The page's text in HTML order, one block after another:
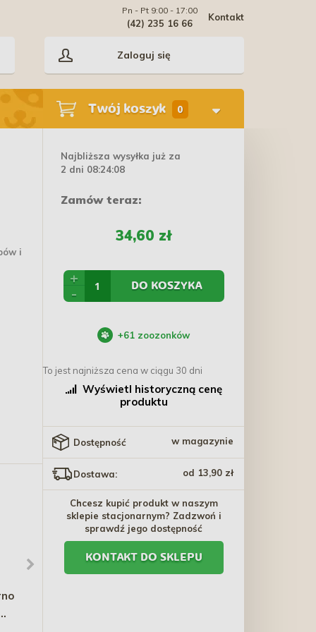
Kontakt
Pn - Pt 9:00 - 17:00
(42) 235 16 66
Zaloguj się
Twój koszyk 0
i
Najbliższa wysyłka już za
2 dni 08:24:08
Zamów teraz:
34,60 zł
+
-
DO KOSZYKA
+61 zoozonków
To jest najniższa cena w ciągu 30 dni
Wyświetl historyczną cenę
produktu
Dostępność w magazynie
Dostawa: od 13,90 zł
Chcesz kupić produkt w naszym
sklepie stacjonarnym? Zadzwoń i
sprawdź jego dostępność
KONTAKT DO SKLEPU